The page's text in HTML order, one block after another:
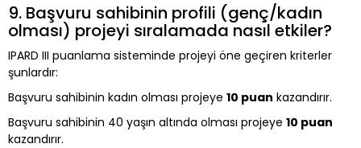
9. Başvuru sahibinin profili (genç/kadın
olması) projeyi sıralamada nasıl etkiler?
IPARD III puanlama sisteminde projeyi öne geçiren kriterler
şunlardır:
Başvuru sahibinin kadın olması projeye 10 puan kazandırır.
Başvuru sahibinin 40 yaşın altında olması projeye 10 puan
kazandırır.